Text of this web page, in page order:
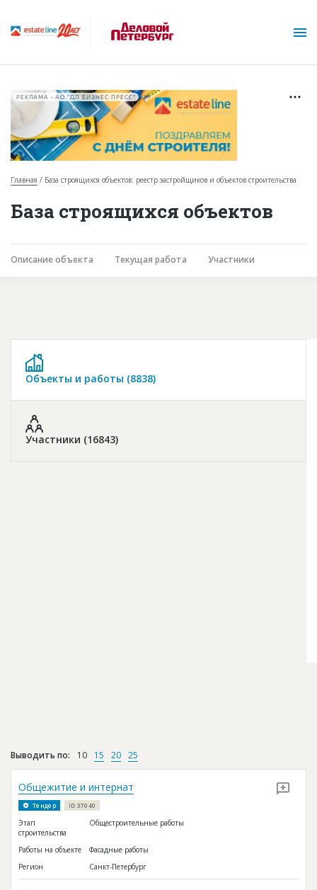
Горячие объекты
Инвестпроекты
Платные услуги
Пресс-релизы
Контакты
РЕКЛАМА • АО "ДП БИЗНЕС ПРЕСС"
Главная База строящихся объектов: реестр застройщиков и объектов строительства
База строящихся объектов
Описание объекта Текущая работа Участники
Объекты и работы (8838)
Участники (16843)
Выводить по: 10 15 20 25
Тендер ID 37040
Общежитие и интернат
Этап
строительства
Общестроительные работы
Работы на объекте
Фасадные работы
Регион
Санкт-Петербург